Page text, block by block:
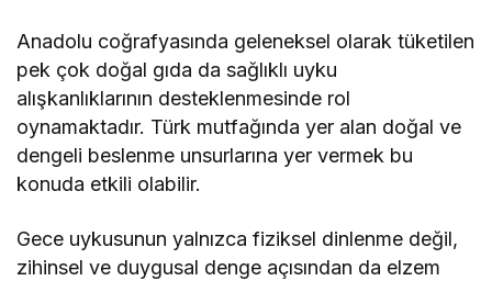
Anadolu coğrafyasında geleneksel olarak tüketilen
pek çok doğal gıda da sağlıklı uyku
alışkanlıklarının desteklenmesinde rol
oynamaktadır. Türk mutfağında yer alan doğal ve
dengeli beslenme unsurlarına yer vermek bu
konuda etkili olabilir.
Gece uykusunun yalnızca fiziksel dinlenme değil,
zihinsel ve duygusal denge açısından da elzem